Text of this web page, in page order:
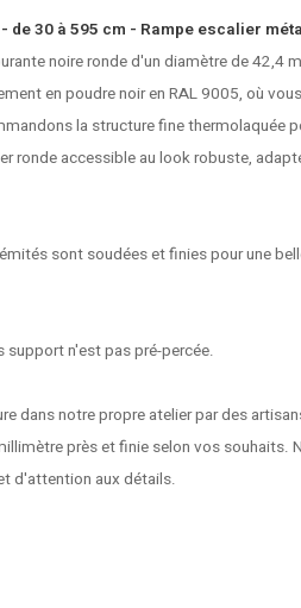
30 à 595 cm - Rampe escalier
noire ronde d'un diamètre de 42,4
en poudre noir en RAL 9005, où
la structure fine thermolaquée
ronde accessible au look robuste,
sont soudées et finies pour une
support n'est pas pré-percée.
dans notre propre atelier par des
près et finie selon vos souhaits.
d'attention aux détails.